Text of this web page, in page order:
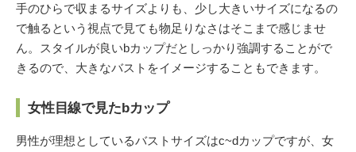
手のひらで収まるサイズよりも、少し大きいサイズになるの
で触るという視点で見ても物足りなさはそこまで感じませ
ん。スタイルが良いbカップだとしっかり強調することがで
きるので、大きなバストをイメージすることもできます。
女性目線で見たbカップ
男性が理想としているバストサイズはc~dカップですが、女